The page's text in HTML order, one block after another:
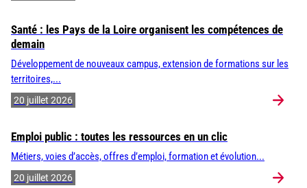
Santé : les Pays de la Loire organisent les compétences de
demain
Développement de nouveaux campus, extension de formations sur les
territoires,...
20 juillet 2026
Emploi public : toutes les ressources en un clic
Métiers, voies d’accès, offres d’emploi, formation et évolution...
20 juillet 2026